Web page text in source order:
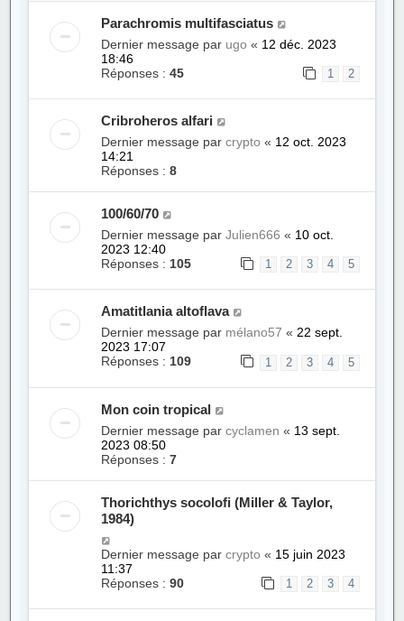
Parachromis multifasciatus
Dernier message par ugo « 12 déc. 2023
18:46
Réponses :45 1 2
Cribroheros alfari
Dernier message parcrypto « 12 oct. 2023
14:21
Réponses :8
100/60/70
Dernier message parJulien666 « 10 oct.
2023 12:40
Réponses : 105 1 2 3 4 5
Amatitlania altoflava
Dernier message par mélano57 «22 sept.
2023 17:07
Réponses :109 1 2 3 4 5
Mon coin tropical
Dernier message parcyclamen « 13 sept.
2023 08:50
Réponses :7
Thorichthys socolofi (Miller & Taylor,
1984)
Dernier message parcrypto « 15 juin 2023
11:37
Réponses :90 1 2 3 4